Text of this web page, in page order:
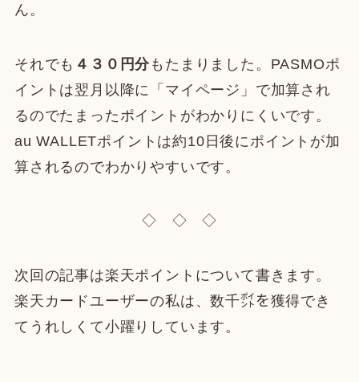
ん。
それでも ４３０円分もたまりました。PASMOポ
イントは翌月以降に「マイページ」で加算され
るのでたまったポイントがわかりにくいです。
au WALLETポイントは約10日後にポイントが加
算されるのでわかりやすいです。
◇ ◇ ◇
次回の記事は楽天ポイントについて書きます。
楽天カードユーザーの私は、数千㌽を獲得でき
てうれしくて小躍りしています。